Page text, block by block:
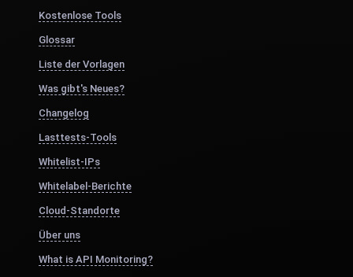
Kostenlose Tools
Glossar
Liste der Vorlagen
Was gibt's Neues?
Changelog
Lasttests-Tools
Whitelist-IPs
Whitelabel-Berichte
Cloud-Standorte
Über uns
What is API Monitoring?